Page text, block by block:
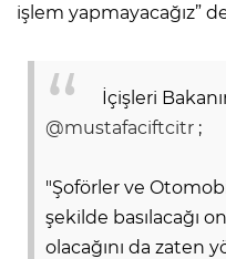
işlem yapmayacağız”
İçişleri
@mustafaciftcitr ;
"Şoförler ve
şekilde basılacağı
olacağını da zaten